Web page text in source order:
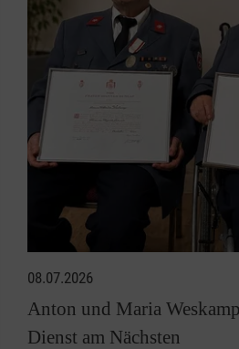
08.07.2026
Anton und Maria
Dienst am Nächsten